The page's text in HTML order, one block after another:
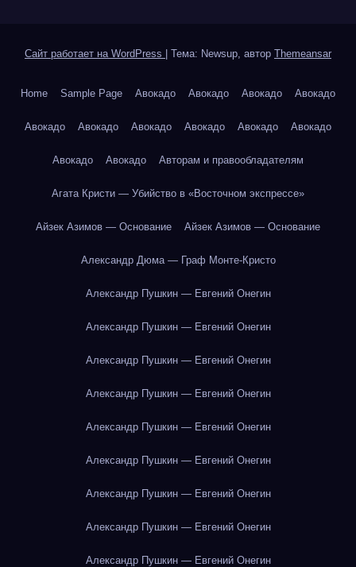
Сайт работает на WordPress Тема: Newsup, автор Themeansar
Home Sample Page Авокадо Авокадо Авокадо Авокадо
Авокадо Авокадо Авокадо Авокадо Авокадо Авокадо
Авокадо Авокадо Авторам и правообладателям
Агата Кристи — Убийство в «Восточном экспрессе»
Айзек Азимов — Основание Айзек Азимов — Основание
Александр Дюма — Граф Монте-Кристо
Александр Пушкин — Евгений Онегин
Александр Пушкин — Евгений Онегин
Александр Пушкин — Евгений Онегин
Александр Пушкин — Евгений Онегин
Александр Пушкин — Евгений Онегин
Александр Пушкин — Евгений Онегин
Александр Пушкин — Евгений Онегин
Александр Пушкин — Евгений Онегин
Александр Пушкин — Евгений Онегин